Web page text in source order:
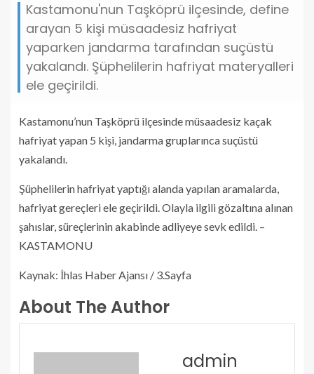
Kastamonu'nun Taşköprü ilçesinde, define
arayan 5 kişi müsaadesiz hafriyat
yaparken jandarma tarafından suçüstü
yakalandı. Şüphelilerin hafriyat materyalleri
ele geçirildi.
Kastamonu’nun Taşköprü ilçesinde müsaadesiz kaçak
hafriyat yapan 5 kişi, jandarma gruplarınca suçüstü
yakalandı.
Şüphelilerin hafriyat yaptığı alanda yapılan aramalarda,
hafriyat gereçleri ele geçirildi. Olayla ilgili gözaltına alınan
şahıslar, süreçlerinin akabinde adliyeye sevk edildi. –
KASTAMONU
Kaynak: İhlas Haber Ajansı / 3.Sayfa
About The Author
admin